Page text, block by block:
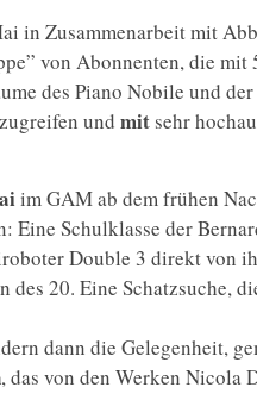
in Zusammenarbeit mit
von Abonnenten, die mit
des Piano Nobile und
zugreifen und mit sehr
im GAM ab dem frühen
Eine Schulklasse der
Double 3 direkt von
des 20. Eine Schatzsuche,
dann die Gelegenheit,
, das von den Werken Nicola